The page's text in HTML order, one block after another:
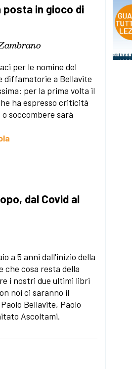
in gioco di
per le nomine del
diffamatorie a Bellavite
per la prima volta il
ha espresso criticità
soccombere sarà
dal Covid al
a 5 anni dall'inizio della
che cosa resta della
i nostri due ultimi libri
noi ci saranno il
Bellavite, Paolo
Ascoltami.